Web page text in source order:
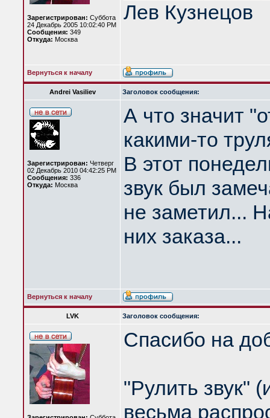
Зарегистрирован: Суббота
24 Декабрь 2005 10:02:40 PM
Сообщения: 349
Откуда: Москва
Лев Кузнецов
Вернуться к началу
Andrei Vasiliev Заголовок сообщения:
Зарегистрирован: Четверг
02 Декабрь 2010 04:42:25 PM
Сообщения: 336
Откуда: Москва
А что значит
какими-то
В этот
звук был
не заметил...
них заказа...
Вернуться к началу
LVK Заголовок сообщения:
Спасибо на
"Рулить звук"
весьма